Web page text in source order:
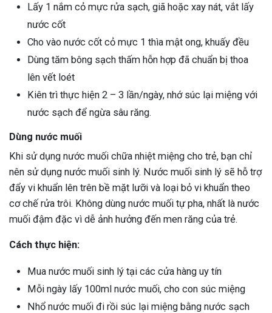
Lấy 1 nắm cỏ mực rửa sạch, giã hoặc xay nát, vắt lấy
nước cốt
Cho vào nước cốt cỏ mực 1 thìa mật ong, khuấy đều
Dùng tăm bông sạch thấm hỗn hợp đã chuẩn bị thoa
lên vết loét
Kiên trì thực hiện 2 – 3 lần/ngày, nhớ súc lại miệng với
nước sạch để ngừa sâu răng.
Dùng nước muối
Khi sử dụng nước muối chữa nhiệt miệng cho trẻ, bạn chỉ
nên sử dụng nước muối sinh lý. Nước muối sinh lý sẽ hỗ trợ
đẩy vi khuẩn lên trên bề mặt lưỡi và loại bỏ vi khuẩn theo
cơ chế rửa trôi. Không dùng nước muối tự pha, nhất là nước
muối đậm đặc vì dễ ảnh hưởng đến men răng của trẻ.
Cách thực hiện:
Mua nước muối sinh lý tại các cửa hàng uy tín
Mỗi ngày lấy 100ml nước muối, cho con súc miệng
Nhổ nước muối đi rồi súc lại miệng bằng nước sạch